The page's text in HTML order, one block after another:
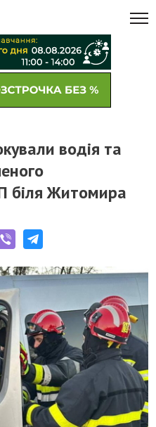
водія та
біля Житомира